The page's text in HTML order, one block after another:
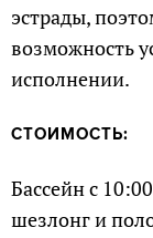
эстрады,
возможность
исполнении.
СТОИМОСТЬ:
Бассейн с
шезлонг и